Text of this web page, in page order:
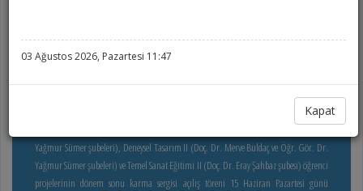
03 Ağustos 2026, Pazartesi 11:47
Kapat
Fakültemiz Dönem Sonu Sergisi
Fakültemiz Tasarım Stüdyosu II (Öğr. Gör. Dr. Ayşe Çapkulaç ve Öğr. Gör. Dr.
Yağmur Sümer şubeleri), Deneysel Tasarım II (Doç. Dr. Merve Buldaç ve Öğr. Gör. Dr.
Yağmur Sümer şubeleri) ve Temel Sanat Eğitimi II (Doç. Dr. Eray Şahbaz şubesi) öğrenci
projelerinin dönem sonu karma sergisi açılış töreni 15 Haziran Pazartesi günü